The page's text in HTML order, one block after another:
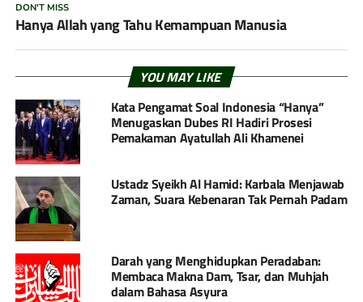
DON'T MISS
Hanya Allah yang Tahu Kemampuan Manusia
YOU MAY LIKE
Kata Pengamat Soal Indonesia “Hanya”
Menugaskan Dubes RI Hadiri Prosesi
Pemakaman Ayatullah Ali Khamenei
Ustadz Syeikh Al Hamid: Karbala Menjawab
Zaman, Suara Kebenaran Tak Pernah Padam
Darah yang Menghidupkan Peradaban:
Membaca Makna Dam, Tsar, dan Muhjah
dalam Bahasa Asyura